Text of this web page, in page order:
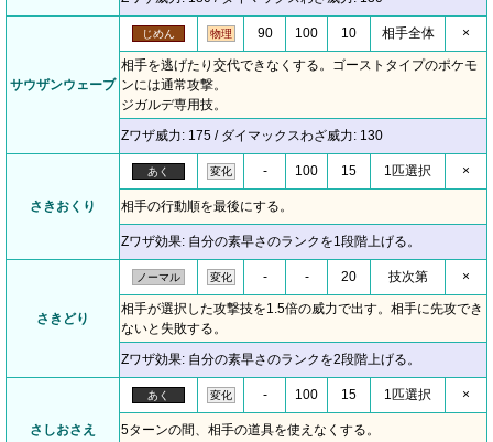
サウザンウェーブ
じめん 物理 90 100 10 相手全体 ×
相手を逃げたり交代できなくする。ゴーストタイプのポケモ
ンには通常攻撃。
ジガルデ専用技。
Zワザ威力: 175 / ダイマックスわざ威力: 130
さきおくり
あく 変化 - 100 15 1匹選択 ×
相手の行動順を最後にする。
Zワザ効果: 自分の素早さのランクを1段階上げる。
さきどり
ノーマル 変化 - - 20 技次第 ×
相手が選択した攻撃技を1.5倍の威力で出す。相手に先攻でき
ないと失敗する。
Zワザ効果: 自分の素早さのランクを2段階上げる。
さしおさえ
あく 変化 - 100 15 1匹選択 ×
5ターンの間、相手の道具を使えなくする。